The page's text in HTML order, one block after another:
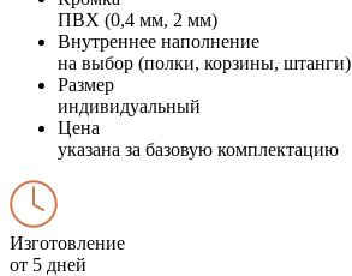
ПВХ (0,4 мм, 2 мм)
Внутреннее наполнение
на выбор (полки, корзины, штанги)
Размер
индивидуальный
Цена
указана за базовую комплектацию
Изготовление
от 5 дней